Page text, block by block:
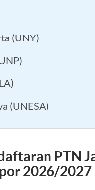
(UNY)
(UNESA)
PTN
2026/2027